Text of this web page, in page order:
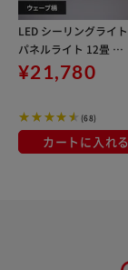
LED シーリングライト
パネルライト 12畳 調
光 調色 工具・工事不要
リモコン付き 5年保証
¥21,780
(68)
カートに入れる